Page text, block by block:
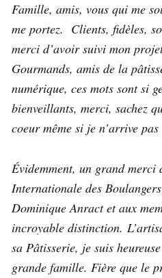
Famille, amis, vous qui me
me portez. Clients, fidèles,
merci d’avoir suivi mon
Gourmands, amis de la
numérique, ces mots sont si
bienveillants, merci, sachez
coeur même si je n’arrive
Évidemment, un grand merci
Internationale des
Dominique Anract et aux
incroyable distinction.
sa Pâtisserie, je suis
grande famille. Fière que le